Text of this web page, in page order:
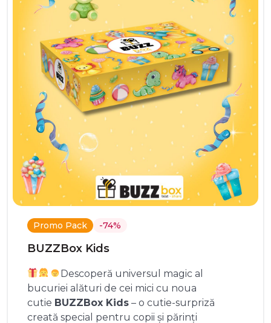
Promo Pack -74%
BUZZBox Kids
Descoperă universul magic al
bucuriei alături de cei mici cu noua
cutie BUZZBox Kids – o cutie-surpriză
creată special pentru copii și părinți